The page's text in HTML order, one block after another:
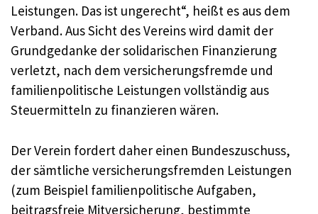
Leistungen. Das ist ungerecht“, heißt es aus dem
Verband. Aus Sicht des Vereins wird damit der
Grundgedanke der solidarischen Finanzierung
verletzt, nach dem versicherungsfremde und
familienpolitische Leistungen vollständig aus
Steuermitteln zu finanzieren wären.
Der Verein fordert daher einen Bundeszuschuss,
der sämtliche versicherungsfremden Leistungen
(zum Beispiel familienpolitische Aufgaben,
beitragsfreie Mitversicherung, bestimmte